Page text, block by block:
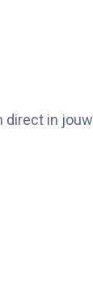
direct in jouw